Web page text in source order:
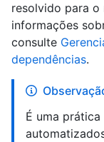
resolvido para
informações
consulte
dependências.
É uma